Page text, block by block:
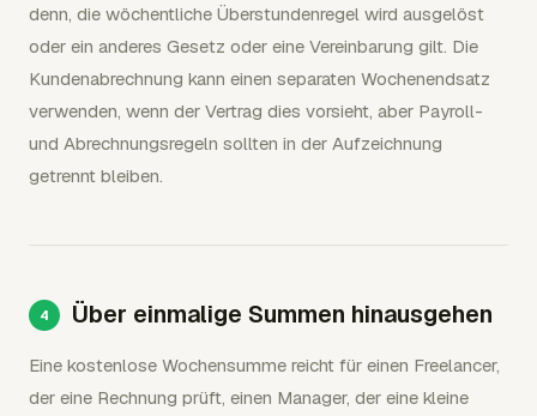
denn, die wöchentliche Überstundenregel wird ausgelöst
oder ein anderes Gesetz oder eine Vereinbarung gilt. Die
Kundenabrechnung kann einen separaten Wochenendsatz
verwenden, wenn der Vertrag dies vorsieht, aber Payroll-
und Abrechnungsregeln sollten in der Aufzeichnung
getrennt bleiben.
Über einmalige Summen hinausgehen
Eine kostenlose Wochensumme reicht für einen Freelancer,
der eine Rechnung prüft, einen Manager, der eine kleine